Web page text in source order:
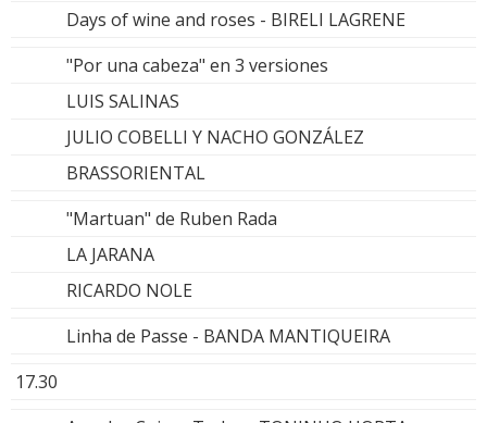
Days of wine and roses - BIRELI LAGRENE
"Por una cabeza" en 3 versiones
LUIS SALINAS
JULIO COBELLI Y NACHO GONZÁLEZ
BRASSORIENTAL
"Martuan" de Ruben Rada
LA JARANA
RICARDO NOLE
Linha de Passe - BANDA MANTIQUEIRA
17.30